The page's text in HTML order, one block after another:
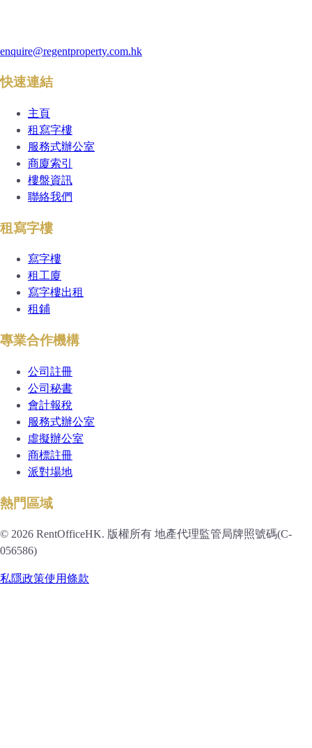
enquire@regentproperty.com.hk
快速連結
主頁
租寫字樓
服務式辦公室
商廈索引
樓盤資訊
聯絡我們
租寫字樓
寫字樓
租工廈
寫字樓出租
租鋪
專業合作機構
公司註冊
公司秘書
會計報稅
服務式辦公室
虛擬辦公室
商標註冊
派對場地
熱門區域
© 2026 RentOfficeHK. 版權所有 地產代理監管局牌照號碼(C-
056586)
私隱政策使用條款